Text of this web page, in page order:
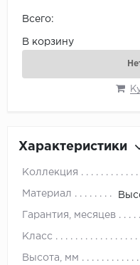
Всего:
В корзину
Характеристики
Коллекция
Материал
Гарантия, месяцев
Класс
Высота, мм